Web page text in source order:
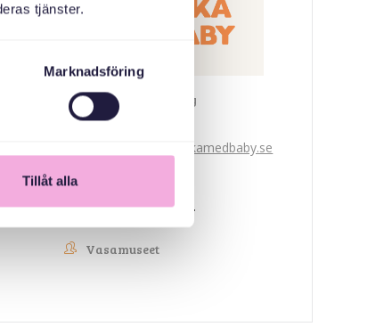
tjänster.
Marknadsföring
Tillåt alla
Svenska med baby
bokningen@svenskamedbaby.se
MEDARRANGÖRER
Vasamuseet